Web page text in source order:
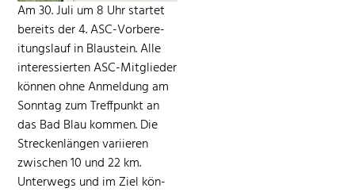
Am 30. Juli um 8 Uhr startet
bere­its der 4. ASC-Vor­bere­
itungslauf in Blaustein.Alle
inter­essierten ASC-Mit­glieder
kön­nen ohne Anmel­dung am
Son­ntag zumTre­ff­punkt an
das Bad Blau kom­men. Die
Streck­en­län­gen vari­ieren
zwis­chen 10 und 22 km.
Unter­wegs und im Ziel kön­